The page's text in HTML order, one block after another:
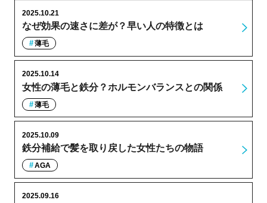
なぜ効果の速さに差が？早い人の特徴とは
2025.10.21
薄毛
女性の薄毛と鉄分？ホルモンバランスとの関係
2025.10.14
薄毛
鉄分補給で髪を取り戻した女性たちの物語
2025.10.09
AGA
2025.09.16